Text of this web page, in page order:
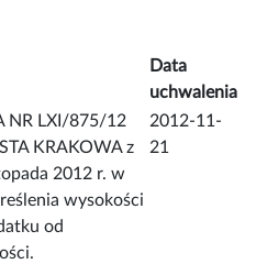
Data
uchwalenia
NR LXI/875/12
KRAKOWA z
2012 r. w
wysokości
od
2012-11-
21